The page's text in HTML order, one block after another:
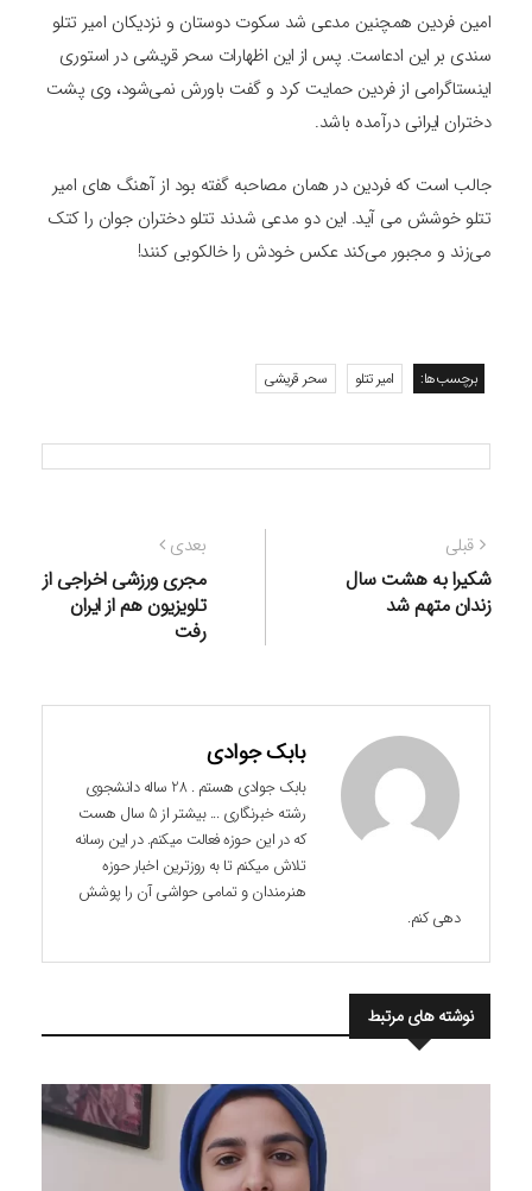
امین فردین همچنین مدعی شد سکوت دوستان و نزدیکان امیر تتلو
سندی بر این ادعاست. پس از این اظهارات سحر قریشی در استوری
اینستاگرامی از فردین حمایت کرد و گفت باورش نمی‌شود، وی پشت
دختران ایرانی درآمده باشد.
جالب است که فردین در همان مصاحبه گفته بود از آهنگ های امیر
تتلو خوشش می آید. این دو مدعی شدند تتلو دختران جوان را کتک
می‌زند و مجبور می‌کند عکس خودش را خالکوبی کنند!
برچسب‌ها: امیر تتلو سحر قریشی
راهبری
نوشته
قبلی
قبلی:
شکیرا به هشت سال
زندان متهم شد
بعدی
بعدی:
مجری ورزشی اخراجی از
تلویزیون هم از ایران
رفت
بابک جوادی
بابک جوادی هستم . 28 ساله دانشجوی
رشته خبرنگاری ... بیشتر از 5 سال هست
که در این حوزه فعالت میکنم. در این رسانه
تلاش میکنم تا به روزترین اخبار حوزه
هنرمندان و تمامی حواشی آن را پوشش
دهی کنم.
نوشته های مرتبط